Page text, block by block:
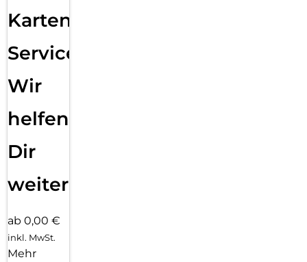
Karten
Service:
Wir
helfen
Dir
weiter
ab 0,00 €
inkl. MwSt.
Mehr